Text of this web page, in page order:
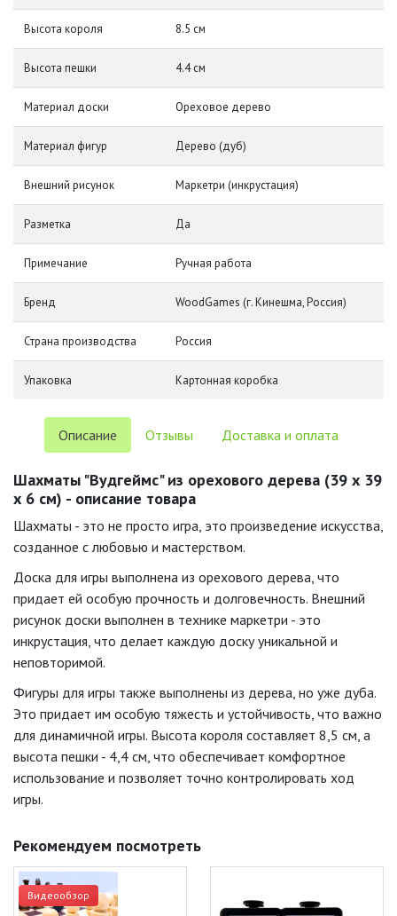
Высота короля 8.5 см
Высота пешки 4.4 см
Материал доски Ореховое дерево
Материал фигур Дерево (дуб)
Внешний рисунок Маркетри (инкрустация)
Разметка Да
Примечание Ручная работа
Бренд WoodGames (г. Кинешма, Россия)
Страна производства Россия
Упаковка Картонная коробка
Описание Отзывы Доставка и оплата
Шахматы "Вудгеймс" из орехового дерева (39 х 39
х 6 см) - описание товара
Шахматы - это не просто игра, это произведение искусства,
созданное с любовью и мастерством.
Доска для игры выполнена из орехового дерева, что
придает ей особую прочность и долговечность. Внешний
рисунок доски выполнен в технике маркетри - это
инкрустация, что делает каждую доску уникальной и
неповторимой.
Фигуры для игры также выполнены из дерева, но уже дуба.
Это придает им особую тяжесть и устойчивость, что важно
для динамичной игры. Высота короля составляет 8,5 см, а
высота пешки - 4,4 см, что обеспечивает комфортное
использование и позволяет точно контролировать ход
игры.
Рекомендуем посмотреть
Видеообзор